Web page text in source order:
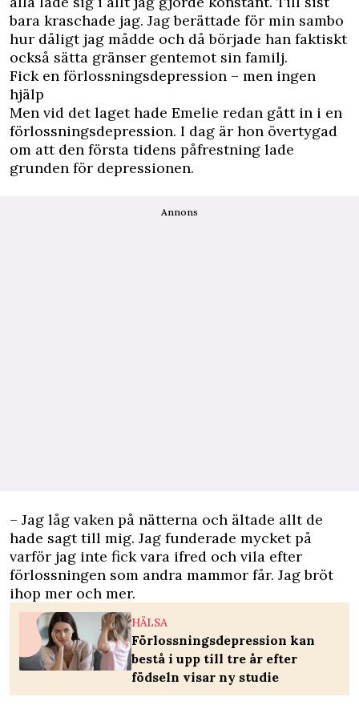
bara kraschade jag. Jag berättade för min sambo
hur dåligt jag mådde och då började han faktiskt
också sätta gränser gentemot sin familj.
Fick en förlossningsdepression – men ingen
hjälp
Men vid det laget hade Emelie redan gått in i en
förlossningsdepression. I dag är hon övertygad
om att den första tidens påfrestning lade
grunden för depressionen.
Annons
– Jag låg vaken på nätterna och ältade allt de
hade sagt till mig. Jag funderade mycket på
varför jag inte fick vara ifred och vila efter
förlossningen som andra mammor får. Jag bröt
ihop mer och mer.
HÄLSA
Förlossningsdepression kan
bestå i upp till tre år efter
födseln visar ny studie